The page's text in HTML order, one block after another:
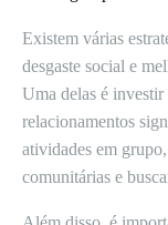
Existem várias
desgaste social e
Uma delas é
relacionamentos
atividades em
comunitárias e